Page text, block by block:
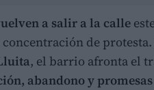
a salir a la calle
de protesta.
, el barrio afronta el
abandono y